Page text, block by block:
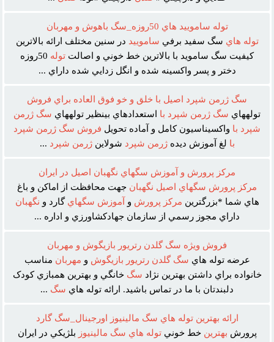
توله ساموييد هاي 50روزه_سگ باهوش و مهربان
توله هاي سگ سفيد برفي ساموييد در سنين مختلف ارائه بالاترين
کيفيت سگ سامويد با بالاترين خط خوني و اصالت توله
50روزه
دختر و پسر واکسينه شده و انگل زدايي شده داراي ...
سگ ژرمن شپرد اصيل با خلق و خو فوق العاده براي فروش
تولههاي سگ ژرمن شپرد با استعدادهاي بينظير تولههاي سگ ژرمن
شپرد با واکسيناسيون کامل و آماده تحويل فروش سگ ژرمن شپرد
با لغ آموزش ديدهژرمن شپرد شولاينژرمن شپرد ...
مرکز پرورش و آموزش سگهاي نگهبان اصيل در ايران
مرکز پرورش سگهاي اصيل نگهبان جهت محافظت از اماکن و باغ
هاي شما *بزرگترين مرکز پرورش و آموزش سگهاي گارد و نگهبان
داراي مجوز رسمي از سازمان جهادکشاورزي و اداره ...
فروش ويژه سگ گلدن رتريور بازيگوش و مهربان
عرضه توله هاي سگ گلدن رتريور بازيگوش و مهربان مناسب
خانواده براي داشتن بهترين نژاد سگ خانگي و بهترين همبازي کودک
دلبندتان با ما در تماس باشيد. ارائه توله هاي سگ ...
ارائه بهترين توله هاي سگ مالينيوز اورجينال_سگ گارد
پرورش بهترين خط خونيتوله هاي سگ مالينيوز بلژيکي در ايران